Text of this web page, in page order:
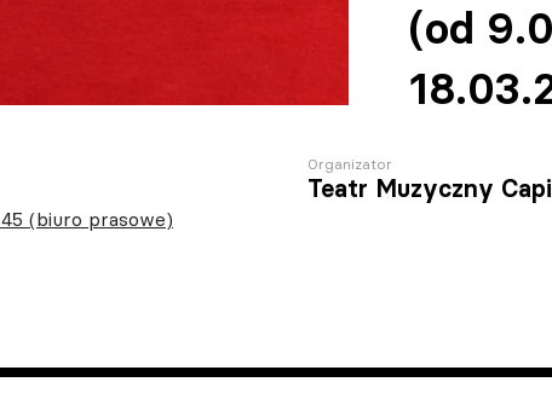
(od
Organizator
Teatr Muzyczny
(biuro prasowe)